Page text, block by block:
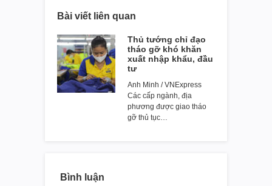
Bài viết liên quan
Thủ tướng chỉ đạo
tháo gỡ khó khăn
xuất nhập khẩu, đầu
tư
Anh Minh / VNExpress
Các cấp ngành, địa
phương được giao tháo
gỡ thủ tục…
Bình luận